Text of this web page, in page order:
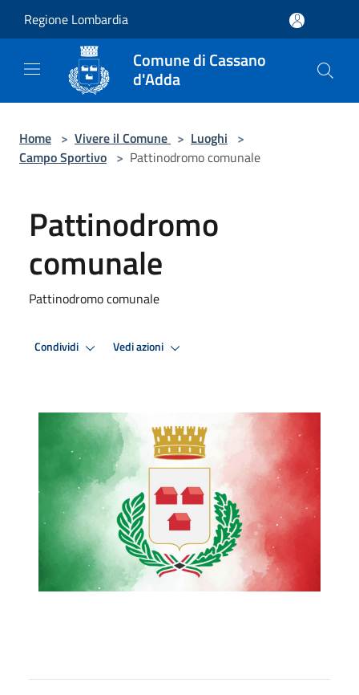
Regione Lombardia
Comune di Cassano
d'Adda
Home > Vivere il Comune > Luoghi >
Campo Sportivo > Pattinodromo comunale
Pattinodromo
comunale
Pattinodromo comunale
Condividi Vedi azioni